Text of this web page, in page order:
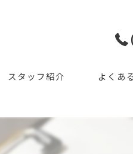
スタッフ紹介 よくあ